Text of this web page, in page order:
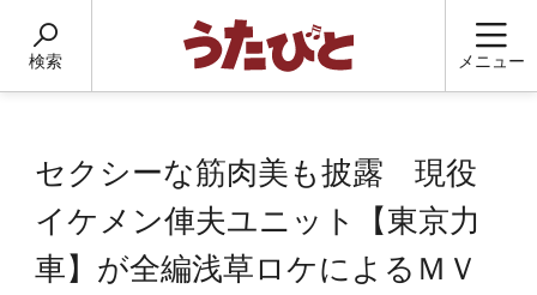
検索 メニュー
セクシーな筋肉美も披露 現役
イケメン俥夫ユニット【東京力
車】が全編浅草ロケによるＭＶ